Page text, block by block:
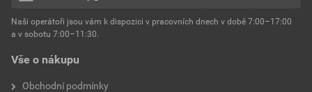
Environmentální prohlášení výrobku
Stáhnout
Velikost
hmotnost 25 kg
typ výrobku
faktor difuzního odporu
Vše o nákupu
Obchodní podmínky
Naši operátoři jsou vám k dispozici v pracovních dnech v době 7:00–17:00
a v sobotu 7:00–11:30.